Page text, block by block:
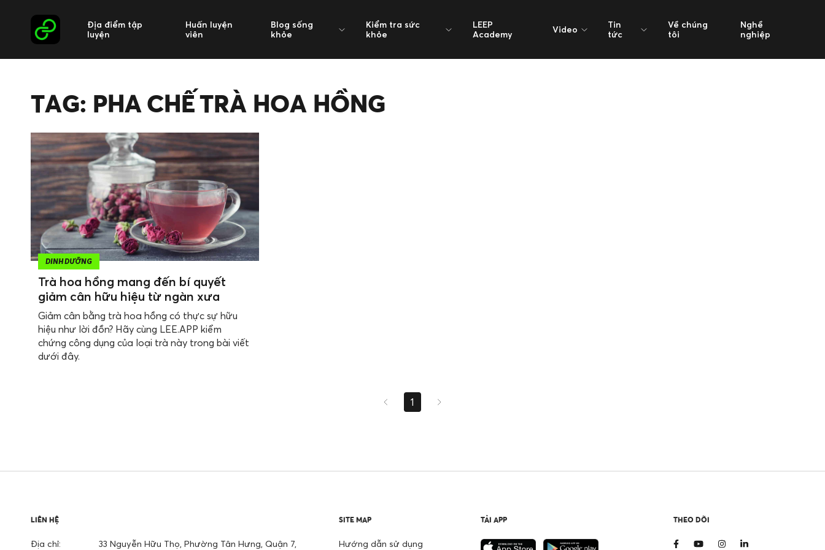
Địa điểm tập
luyện
Huấn luyện
viên
Blog sống
khỏe
Kiểm tra sức
khỏe
LEEP
Academy
Video
Tin
tức
Về chúng
tôi
Nghề
nghiệp
TAG: PHA CHẾ TRÀ HOA HỒNG
DINH DƯỠNG
Trà hoa hồng mang đến bí quyết
giảm cân hữu hiệu từ ngàn xưa
Giảm cân bằng trà hoa hồng có thực sự hữu
hiệu như lời đồn? Hãy cùng LEE.APP kiểm
chứng công dụng của loại trà này trong bài viết
dưới đây.
1
LIÊN HỆ
Địa chỉ:
33 Nguyễn Hữu Thọ, Phường Tân Hưng, Quận 7,
SITE MAP
Hướng dẫn sử dụng
TẢI APP THEO DÕI